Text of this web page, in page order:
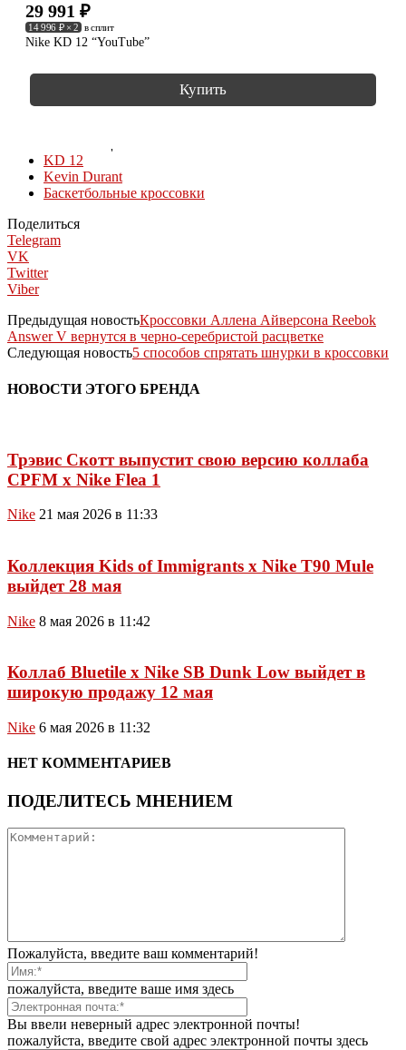
Nike KD 12 “YouTube”
29 991 ₽
14 996 ₽ × 2 в сплит
Купить
KD 12
Kevin Durant
Баскетбольные кроссовки
Поделиться
Telegram
VK
Twitter
Viber
Предыдущая новостьКроссовки Аллена Айверсона Reebok
Answer V вернутся в черно-серебристой расцветке
Следующая новость5 способов спрятать шнурки в кроссовки
НОВОСТИ ЭТОГО БРЕНДА
Трэвис Скотт выпустит свою версию коллаба
CPFM x Nike Flea 1
Nike 21 мая 2026 в 11:33
Коллекция Kids of Immigrants x Nike T90 Mule
выйдет 28 мая
Nike 8 мая 2026 в 11:42
Коллаб Bluetile x Nike SB Dunk Low выйдет в
широкую продажу 12 мая
Nike 6 мая 2026 в 11:32
НЕТ КОММЕНТАРИЕВ
ПОДЕЛИТЕСЬ МНЕНИЕМ
Пожалуйста, введите ваш комментарий!
пожалуйста, введите ваше имя здесь
Вы ввели неверный адрес электронной почты!
пожалуйста, введите свой адрес электронной почты здесь